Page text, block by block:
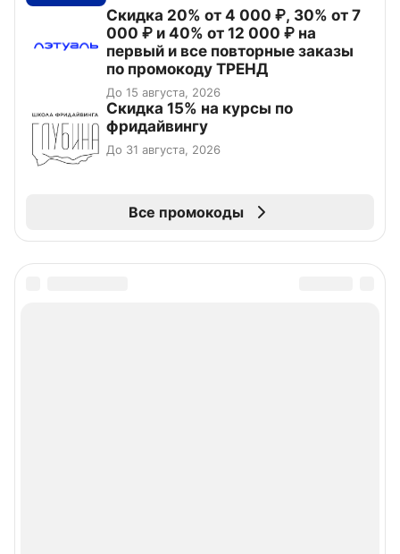
Скидка 20% от 4 000 ₽, 30% от 7
000 ₽ и 40% от 12 000 ₽ на
первый и все повторные заказы
по промокоду ТРЕНД
До 15 августа, 2026
Скидка 15% на курсы по
фридайвингу
До 31 августа, 2026
Все промокоды